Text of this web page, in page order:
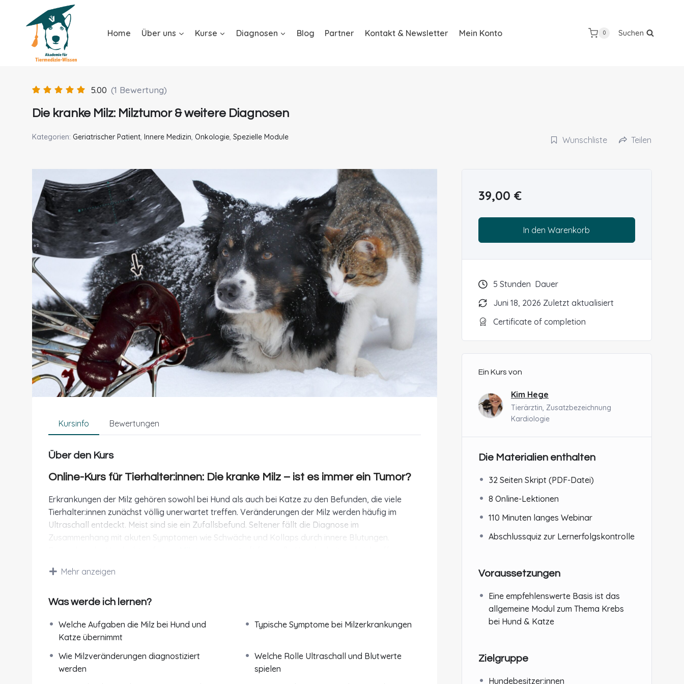
Home Über uns Kurse Diagnosen Blog Partner Kontakt & Newsletter Mein Konto 0 Suchen
5.00 (1 Bewertung)
Die kranke Milz: Milztumor & weitere Diagnosen
Kategorien: Geriatrischer Patient, Innere Medizin, Onkologie, Spezielle Module Wunschliste Teilen
Kursinfo Bewertungen
Über den Kurs
Online-Kurs für Tierhalter:innen: Die kranke Milz – ist es immer ein Tumor?
Erkrankungen der Milz gehören sowohl bei Hund als auch bei Katze zu den Befunden, die viele
Tierhalter:innen zunächst völlig unerwartet treffen. Veränderungen der Milz werden häufig im
Ultraschall entdeckt. Meist sind sie ein Zufallsbefund. Seltener fällt die Diagnose im
Zusammenhang mit akuten Symptomen wie Schwäche und Kollaps durch innere Blutungen.
In diesem Online-Kurs vermitteln wir dir fundiertes und verständlich aufbereitetes Wissen rund um
verschiedenen Milztumoren und wichtigen Differentialdiagnosen. Ziel ist es, dir medizinische
Zusammenhänge verständlich zu erklären und dir Sicherheit im Umgang mit Diagnostik,
Entscheidungen und der Begleitung deines Tieres zu geben.
Du lernst, welche Aufgaben die Milz im Körper übernimmt und warum Veränderungen dieses
Mehr anzeigen
Was werde ich lernen?
Welche Aufgaben die Milz bei Hund und
Katze übernimmt
Typische Symptome bei Milzerkrankungen
Wie Milzveränderungen diagnostiziert
werden
Welche Rolle Ultraschall und Blutwerte
spielen
39,00 €
In den Warenkorb
5 Stunden Dauer
Juni 18, 2026 Zuletzt aktualisiert
Certificate of completion
Ein Kurs von
Kim Hege
Tierärztin, Zusatzbezeichnung
Kardiologie
Die Materialien enthalten
32 Seiten Skript (PDF-Datei)
8 Online-Lektionen
110 Minuten langes Webinar
Abschlussquiz zur Lernerfolgskontrolle
Voraussetzungen
Eine empfehlenswerte Basis ist das
allgemeine Modul zum Thema Krebs
bei Hund & Katze
Zielgruppe
Hundebesitzer:innen